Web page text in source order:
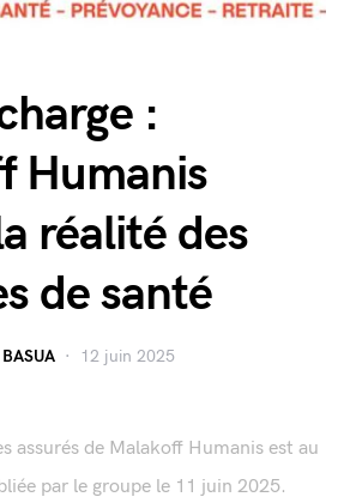
:
Humanis
réalité des
de santé
12 juin 2025
assurés de Malakoff Humanis est au
par le groupe le 11 juin 2025.